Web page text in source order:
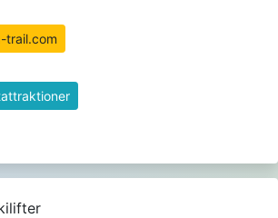
trail.com